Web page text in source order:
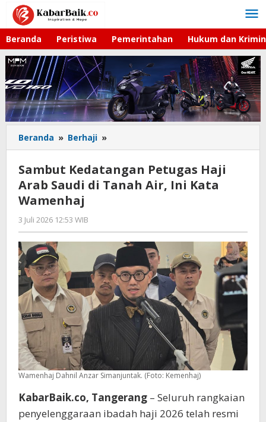
Lewati
konten
Beranda Peristiwa Pemerintahan Hukum dan
Beranda » Berhaji »
Kedatangan
Haji
Arab
Ini
Kata
Wamenhaj
Sambut Kedatangan Petugas Haji
Arab Saudi di Tanah Air, Ini Kata
Wamenhaj
3 Juli 2026 12:53 WIB
Faisal
Wamenhaj Dahnil Anzar Simanjuntak. (Foto: Kemenhaj)
KabarBaik.co, Tangerang – Seluruh rangkaian
penyelenggaraan ibadah haji 2026 telah resmi